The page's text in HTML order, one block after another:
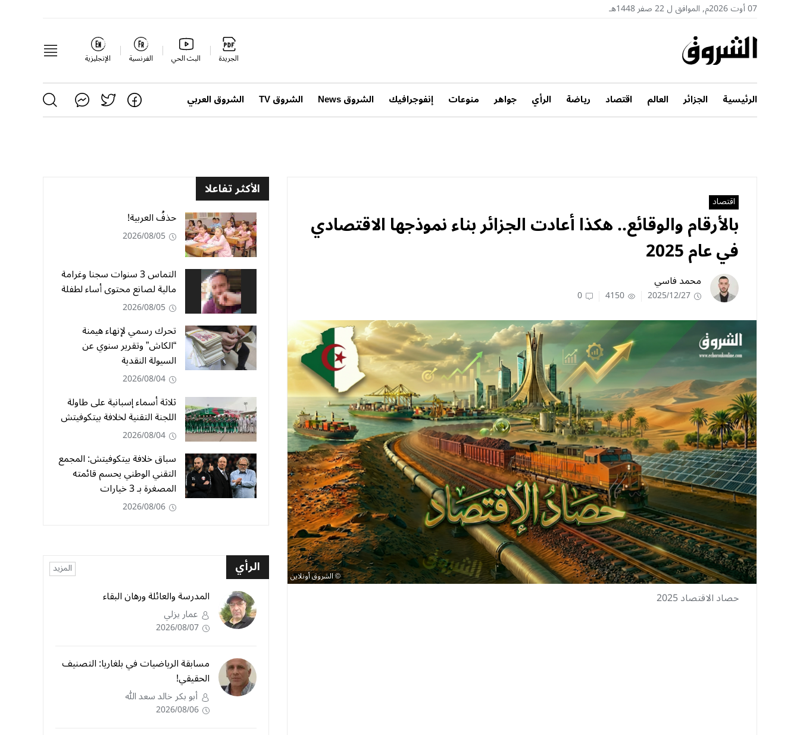
07 أوت 2026م, الموافق ل 22 صفر 1448هـ
الجريدة البث الحي الفرنسية الإنجليزية
الرئيسية الجزائر العالم اقتصاد رياضة الرأي جواهر منوعات إنفوجرافيك الشروق News الشروق TV الشروق العربي
اقتصاد
بالأرقام والوقائع.. هكذا أعادت الجزائر بناء نموذجها الاقتصادي
في عام 2025
محمد فاسي
2025/12/27
4150
0
الشروق أونلاين
حصاد الاقتصاد 2025
الأكثر تفاعلا
حذفُ العربية!
2026/08/05
التماس 3 سنوات سجنا وغرامة
مالية لصانع محتوى أساء لطفلة
2026/08/05
تحرك رسمي لإنهاء هيمنة
“الكاش” وتقرير سنوي عن
السيولة النقدية
2026/08/04
ثلاثة أسماء إسبانية على طاولة
اللجنة التقنية لخلافة بيتكوفيتش
2026/08/04
سباق خلافة بيتكوفيتش: المجمع
التقني الوطني يحسم قائمته
المصغرة بـ 3 خيارات
2026/08/06
الرأي المزيد
المدرسة والعائلة ورهان البقاء
عمار يزلي
2026/08/07
مسابقة الرياضيات في بلغاريا: التصنيف
الحقيقي!
أبو بكر خالد سعد الله
2026/08/06